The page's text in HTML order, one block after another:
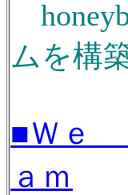
ムを構
■Ｗｅ
ａｍ